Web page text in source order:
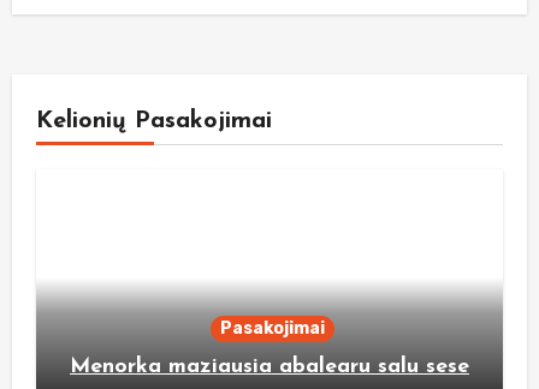
Kelionių Pasakojimai
Pasakojimai
Menorka maziausia abalearu salu sese